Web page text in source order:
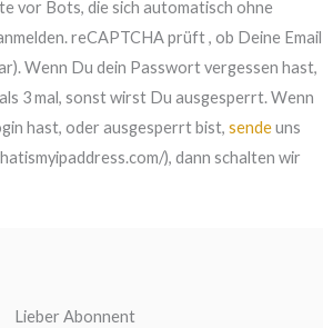
vor Bots, die sich automatisch ohne
reCAPTCHA prüft , ob Deine Email
Wenn Du dein Passwort vergessen hast,
3 mal, sonst wirst Du ausgesperrt. Wenn
hast, oder ausgesperrt bist, sendeuns
), dann schalten wir
Lieber Abonnent